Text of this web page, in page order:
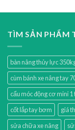
TÌM SẢN PHẨM
bàn nâng thủy lực
cùm bánh xe nâng tay
cẩu móc động cơ mini 1
cốt lắp tay bơm
giá
sửa chữa xe nâng